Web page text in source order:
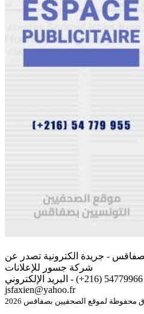
- جريدة الكترونية تصدر عن
شركة جسور للإعلانات
للإتصال أو نشر الردود الهاتف 54779966 (216+) - البريد الإلكتروني
jsfaxien@yahoo.fr
محفوظة لموقع الصحفيين بصفاقس 2026